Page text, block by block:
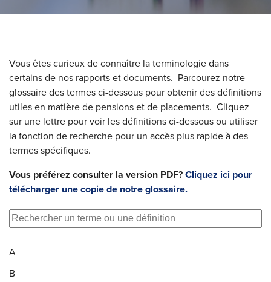
Vous êtes curieux de connaître la terminologie dans
certains de nos rapports et documents. Parcourez notre
glossaire des termes ci-dessous pour obtenir des définitions
utiles en matière de pensions et de placements. Cliquez
sur une lettre pour voir les définitions ci-dessous ou utiliser
la fonction de recherche pour un accès plus rapide à des
termes spécifiques.
Vous préférez consulter la version PDF? Cliquez ici pour
télécharger une copie de notre glossaire.
A
B